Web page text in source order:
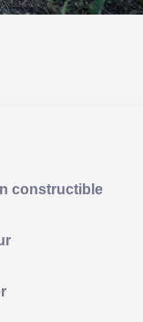
constructible